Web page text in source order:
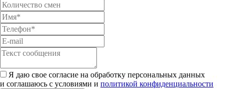
Я даю свое согласие на обработку персональных данных
и соглашаюсь с условиями и политикой конфиденциальности